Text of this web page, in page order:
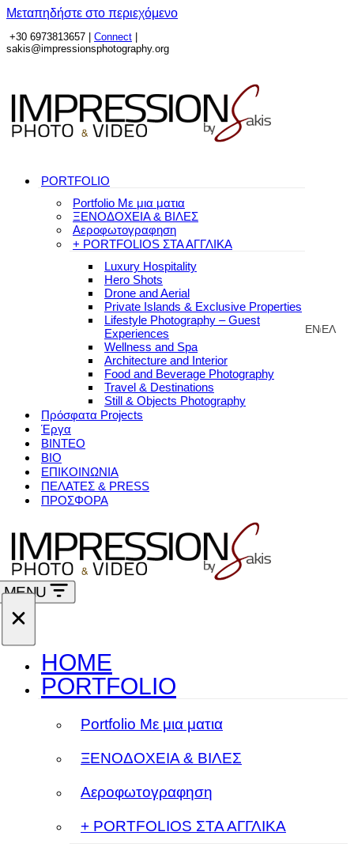
Μεταπηδήστε στο περιεχόμενο
+30 6973813657 | Connect
sakis@impressionsphotography.org
PORTFOLIO
Portfolio Με μια ματια
ΞΕΝΟΔΟΧΕΙΑ & ΒΙΛΕΣ
Αεροφωτογραφηση
+ PORTFOLIOS ΣΤΑ ΑΓΓΛΙΚΑ
Luxury Hospitality
Hero Shots
Drone and Aerial
Private Islands & Exclusive Properties
Lifestyle Photography – Guest
Experiences
Wellness and Spa
Architecture and Interior
Food and Beverage Photography
Travel & Destinations
Still & Objects Photography
Πρόσφατα Projects
Έργα
ΒΙΝΤΕΟ
ΒΙΟ
ΕΠΙΚΟΙΝΩΝΙΑ
ΠΕΛΑΤΕΣ & PRESS
ΠΡΟΣΦΟΡΑ
EN | ΕΛ
MENU
Μενού
πλοήγησης
HOME
PORTFOLIO
Portfolio Με μια ματια
ΞΕΝΟΔΟΧΕΙΑ & ΒΙΛΕΣ
Αεροφωτογραφηση
+ PORTFOLIOS ΣΤΑ ΑΓΓΛΙΚΑ